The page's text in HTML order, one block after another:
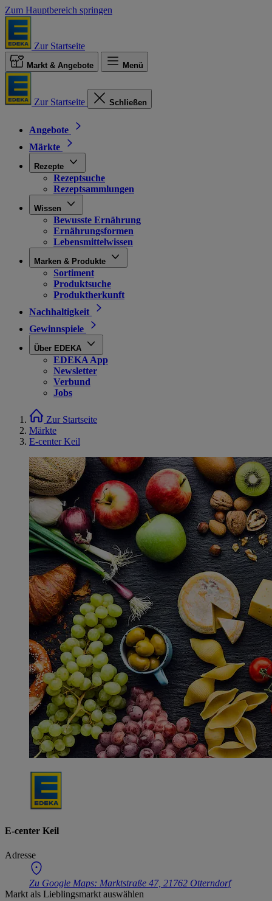
Zum Hauptbereich springen
Zur Startseite
Markt & Angebote Menü
Zur Startseite Schließen
Angebote
Märkte
Rezepte
Rezeptsuche
Rezeptsammlungen
Wissen
Bewusste Ernährung
Ernährungsformen
Lebensmittelwissen
Marken & Produkte
Sortiment
Produktsuche
Produktherkunft
Nachhaltigkeit
Gewinnspiele
Über EDEKA
EDEKA App
Newsletter
Verbund
Jobs
Zur Startseite
Märkte
E-center Keil
E-center Keil
Adresse
Zu Google Maps: Marktstraße 47, 21762 Otterndorf
Markt als Lieblingsmarkt auswählen